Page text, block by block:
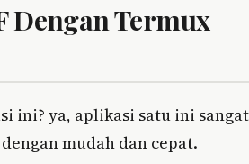
Dengan Termux
ini? ya, aplikasi satu ini sangat
mudah dan cepat.